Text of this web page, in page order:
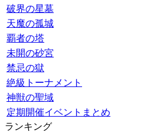
破界の星墓
天魔の孤城
覇者の塔
未開の砂宮
禁忌の獄
絶級トーナメント
神獣の聖域
定期開催イベントまとめ
ランキング